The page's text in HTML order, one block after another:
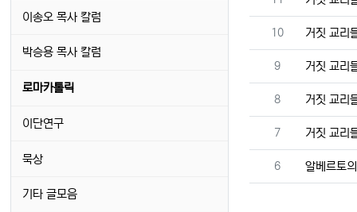
번호
10 거짓 교리
번호
9 거짓 교리
번호
8 거짓 교리
번호
7 거짓 교리
번호
6 알베르토
이송오 목사 칼럼
박승용 목사 칼럼
로마카톨릭
이단연구
묵상
기타 글모음